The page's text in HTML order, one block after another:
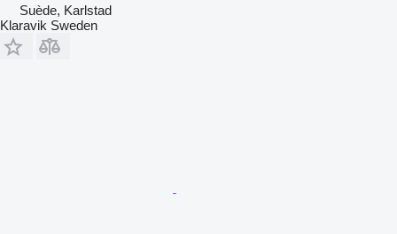
Suède, Karlstad
Klaravik Sweden